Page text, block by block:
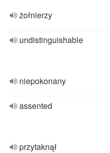
żołnierzy
undistinguishable
niepokonany
assented
przytaknął